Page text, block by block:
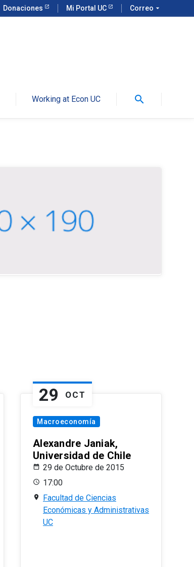
Donaciones Mi Portal UC Correo arrow_drop_down
Working at Econ UC search
29 OCT
Macroeconomía
Alexandre Janiak,
Universidad de Chile
29 de Octubre de 2015
17:00
Facultad de Ciencias
Económicas y Administrativas
UC